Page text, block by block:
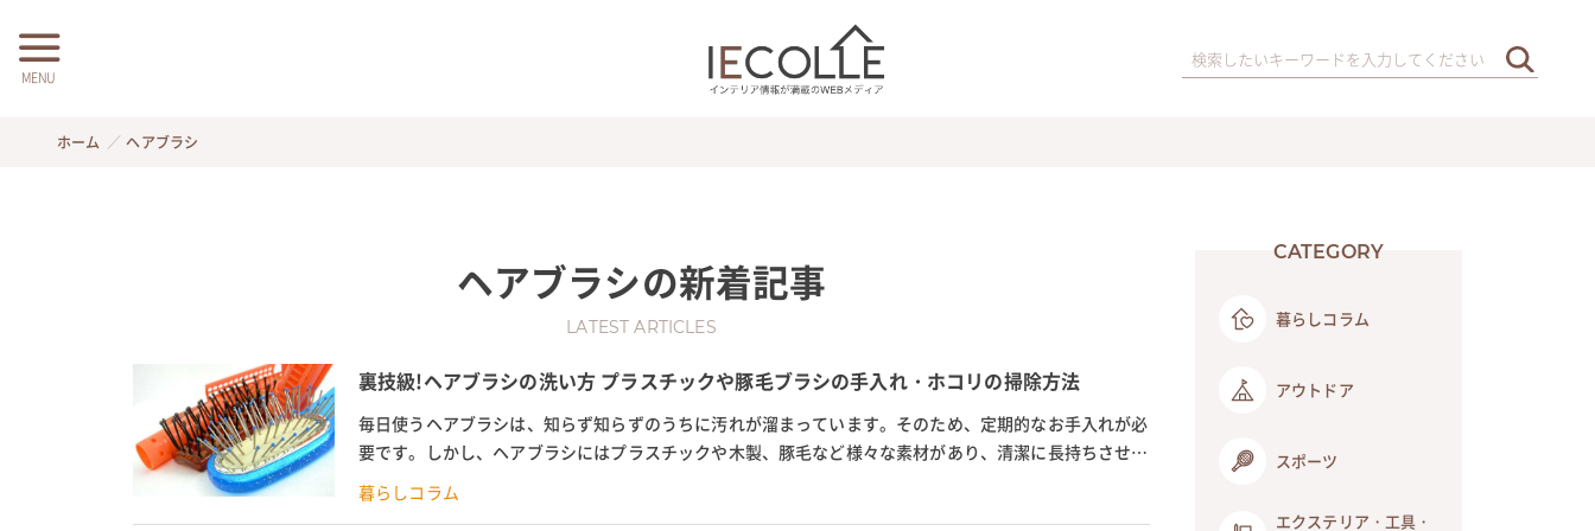
MENU
ホーム ヘアブラシ
ヘアブラシの新着記事
LATEST ARTICLES
裏技級!ヘアブラシの洗い方 プラスチックや豚毛ブラシの手入れ・ホコリの掃除方法
毎日使うヘアブラシは、知らず知らずのうちに汚れが溜まっています。そのため、定期的なお手入れが必
要です。しかし、ヘアブラシにはプラスチックや木製、豚毛など様々な素材があり、清潔に長持ちさせる
ためには素材に合ったお手入れをするのがポイント。 ...
暮らしコラム
CATEGORY
暮らしコラム
アウトドア
スポーツ
エクステリア・工具・